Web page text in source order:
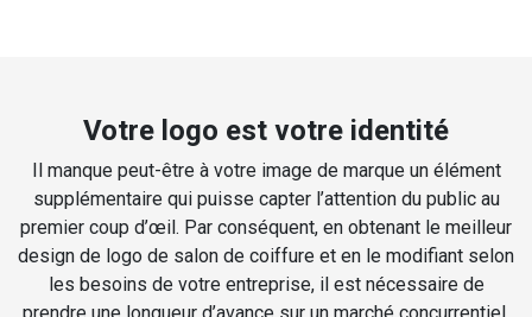
Votre logo est votre identité
Il manque peut-être à votre image de marque un élément
supplémentaire qui puisse capter l’attention du public au
premier coup d’œil. Par conséquent, en obtenant le meilleur
design de logo de salon de coiffure et en le modifiant selon
les besoins de votre entreprise, il est nécessaire de